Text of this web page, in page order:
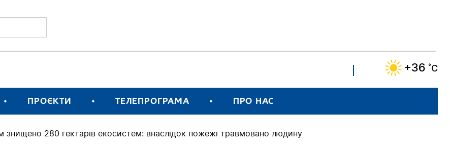
+36 ˚C
ПРОЄКТИ ТЕЛЕПРОГРАМА ПРО НАС
знищено 280 гектарів екосистем: внаслідок пожежі травмовано людину